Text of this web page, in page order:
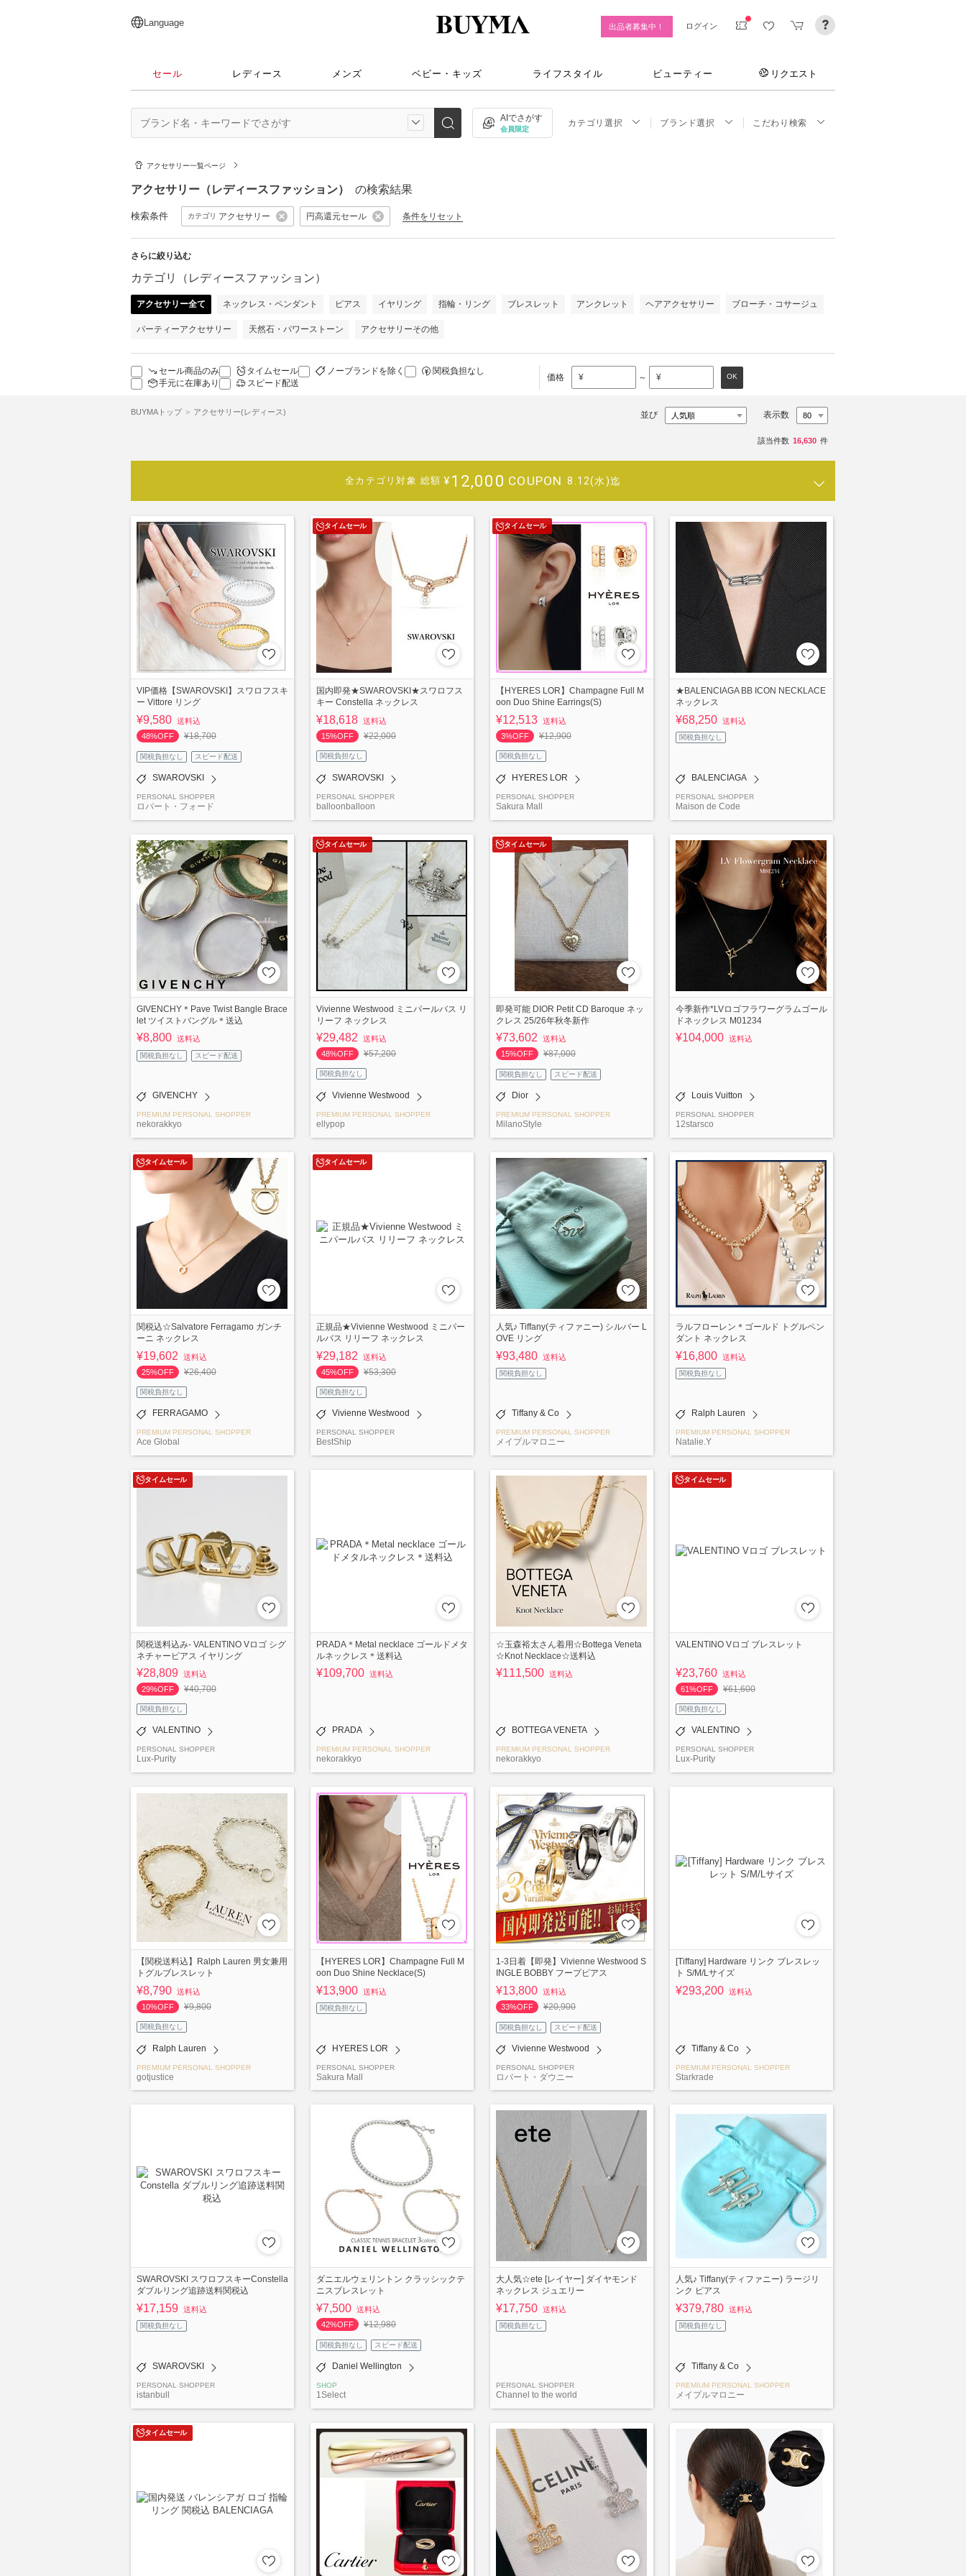
日本語
English
简体中文
繁體中文
Language 出品者募集中！ ログイン
セール レディース メンズ ベビー・キッズ ライフスタイル ビューティー リクエスト
AIでさがす
会員限定
カテゴリ選択 ブランド選択 こだわり検索
アクセサリー一覧ページ
アクセサリー（レディースファッション） の検索結果
検索条件 カテゴリ アクセサリー 円高還元セール 条件をリセット
さらに絞り込む
カテゴリ（レディースファッション）
アクセサリー全て ネックレス・ペンダント ピアス イヤリング 指輪・リング ブレスレット アンクレット ヘアアクセサリー ブローチ・コサージュ
パーティーアクセサリー 天然石・パワーストーン アクセサリーその他
セール商品のみ タイムセール ノーブランドを除く
関税負担なし
手元に在庫あり
スピード配送
価格 ¥ ～ ¥ OK
BUYMAトップ アクセサリー(レディース) 並び 表示数
該当件数 16,630 件
全カテゴリ対象 総額 ¥12,000 COUPON 8.12(水)迄
VIP価格【SWAROVSKI】スワロフスキ
ー Vittore リング
¥9,580 送料込
48%OFF
¥18,700
関税負担なし スピード配送
SWAROVSKI
PERSONAL SHOPPER
ロバート・フォード
タイムセール
国内即発★SWAROVSKI★スワロフス
キー Constella ネックレス
¥18,618 送料込
15%OFF
¥22,000
関税負担なし
SWAROVSKI
PERSONAL SHOPPER
balloonballoon
タイムセール
【HYERES LOR】Champagne Full M
oon Duo Shine Earrings(S)
¥12,513 送料込
3%OFF
¥12,900
関税負担なし
HYERES LOR
PERSONAL SHOPPER
Sakura Mall
★BALENCIAGA BB ICON NECKLACE
ネックレス
¥68,250 送料込
関税負担なし
BALENCIAGA
PERSONAL SHOPPER
Maison de Code
GIVENCHY＊Pave Twist Bangle Brace
let ツイストバングル＊送込
¥8,800 送料込
関税負担なし スピード配送
GIVENCHY
PREMIUM PERSONAL SHOPPER
nekorakkyo
タイムセール
Vivienne Westwood ミニパールバス リ
リーフ ネックレス
¥29,482
送料込
48%OFF
¥57,200
関税負担なし
Vivienne Westwood
PREMIUM PERSONAL SHOPPER
ellypop
タイムセール
即発可能 DIOR Petit CD Baroque ネッ
クレス 25/26年秋冬新作
¥73,602
送料込
15%OFF
¥87,000
関税負担なし スピード配送
Dior
PREMIUM PERSONAL SHOPPER
MilanoStyle
今季新作*LVロゴフラワーグラムゴール
ドネックレス M01234
¥104,000 送料込
Louis Vuitton
PERSONAL SHOPPER
12starsco
タイムセール
関税込☆Salvatore Ferragamo ガンチ
ーニ ネックレス
¥19,602
送料込
25%OFF
¥26,400
関税負担なし
FERRAGAMO
PREMIUM PERSONAL SHOPPER
Ace Global
タイムセール
正規品★Vivienne Westwood ミニパー
ルバス リリーフ ネックレス
¥29,182
送料込
45%OFF
¥53,300
関税負担なし
Vivienne Westwood
PERSONAL SHOPPER
BestShip
人気♪ Tiffany(ティファニー) シルバー L
OVE リング
¥93,480 送料込
関税負担なし
Tiffany & Co
PREMIUM PERSONAL SHOPPER
メイプルマロニー
ラルフローレン＊ゴールド トグルペン
ダント ネックレス
¥16,800 送料込
関税負担なし
Ralph Lauren
PREMIUM PERSONAL SHOPPER
Natalie.Y
タイムセール
関税送料込み- VALENTINO Vロゴ シグ
ネチャーピアス イヤリング
¥28,809 送料込
29%OFF
¥40,700
関税負担なし
VALENTINO
PERSONAL SHOPPER
Lux-Purity
PRADA＊Metal necklace ゴールドメタ
ルネックレス＊送料込
¥109,700 送料込
PRADA
PREMIUM PERSONAL SHOPPER
nekorakkyo
☆玉森裕太さん着用☆Bottega Veneta
☆Knot Necklace☆送料込
¥111,500 送料込
BOTTEGA VENETA
PREMIUM PERSONAL SHOPPER
nekorakkyo
タイムセール
VALENTINO Vロゴ ブレスレット
¥23,760 送料込
61%OFF
¥61,600
関税負担なし
VALENTINO
PERSONAL SHOPPER
Lux-Purity
【関税送料込】Ralph Lauren 男女兼用
トグルブレスレット
¥8,790 送料込
10%OFF
¥9,800
関税負担なし
Ralph Lauren
PREMIUM PERSONAL SHOPPER
gotjustice
【HYERES LOR】Champagne Full M
oon Duo Shine Necklace(S)
¥13,900 送料込
関税負担なし
HYERES LOR
PERSONAL SHOPPER
Sakura Mall
1-3日着【即発】Vivienne Westwood S
INGLE BOBBY フープピアス
¥13,800 送料込
33%OFF
¥20,900
関税負担なし スピード配送
Vivienne Westwood
PERSONAL SHOPPER
ロバート・ダウニー
[Tiffany] Hardware リンク ブレスレッ
ト S/M/Lサイズ
¥293,200 送料込
Tiffany & Co
PREMIUM PERSONAL SHOPPER
Starkrade
SWAROVSKI スワロフスキーConstella
ダブルリング追跡送料関税込
¥17,159 送料込
関税負担なし
SWAROVSKI
PERSONAL SHOPPER
istanbull
ダニエルウェリントン クラッシックテ
ニスブレスレット
¥7,500 送料込
42%OFF
¥12,980
関税負担なし スピード配送
Daniel Wellington
SHOP
1Select
大人気☆ete [レイヤー] ダイヤモンド
ネックレス ジュエリー
¥17,750 送料込
関税負担なし
PERSONAL SHOPPER
Channel to the world
人気♪ Tiffany(ティファニー) ラージリ
ンク ピアス
¥379,780 送料込
関税負担なし
Tiffany & Co
PREMIUM PERSONAL SHOPPER
メイプルマロニー
タイムセール